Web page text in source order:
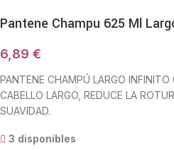
Pantene Champu 625 Ml
6,89 €
PANTENE CHAMPÚ LARGO INFINITO
CABELLO LARGO, REDUCE LA
SUAVIDAD.
3 disponibles